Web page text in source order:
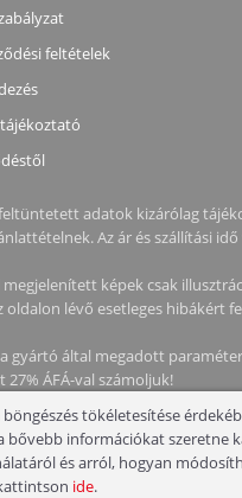
feltételek
adatok kizárólag
Az ár és szállítási
képek csak
oldalon lévő esetleges hibákért
gyártó által megadott
ÁFÁ-val számoljuk!
NotebookStore. Minden jog
böngészés tökéletesítése
bővebb információkat szeretne
és arról, hogyan
ide.